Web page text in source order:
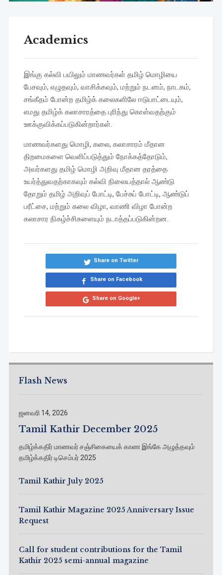
Flash News
ஜனவரி 14, 2026
Tamil Kathir December 2025
தமிழ்க்கதிர் மாணவர் சஞ்சிகையைக் காண இங்கே அழுத்தவும்
தமிழ்க்கதிர் டிசெம்பர் 2025
Tamil Kathir July 2025
Tamil Kathir Magazine 2025 Anniversary Issue
Request
Call for student contributions for the Tamil
Kathir 2025 semi-annual magazine
Academics
இங்கு கல்வி பயிலும் மாணவர்கள் தமிழ் மொழியை
பேசவும், எழுதவும், வாசிக்கவும், மற்றும் நடனம், நாடகம்,
சங்கீதம் போன்ற தமிழ்க் கலைகளிலே ஈடுபாட்டையும்,
எமது தமிழ்க் கலாசாரத்தை புரிந்து கொள்வதற்கும்
ஊக்குவிக்கப்படுகின்றார்கள்.
மாணவர்களது மொழி, கலை, கலாசாரம் மீதான
திறமைகளை வெளிப்படுத்தும் நோக்கத்தோடும்,
அவர்களது தமிழ் மொழி அறிவு மீதான தரத்தை
உயர்த்துவதற்காகவும் கல்வி நிலையத்தால் ஆண்டு
தோறும் தமிழ் அறிவுப் போட்டி, பேச்சுப் போட்டி, ஆண்டுப்
பரீட்சை, மற்றும் கலை விழா, வாணி விழா போன்ற
கலாசார நிகழ்ச்சிகளையும் நடாத்தப்படுகின்றன.
Share on Twitter
Share on Facebook
Share on Google+